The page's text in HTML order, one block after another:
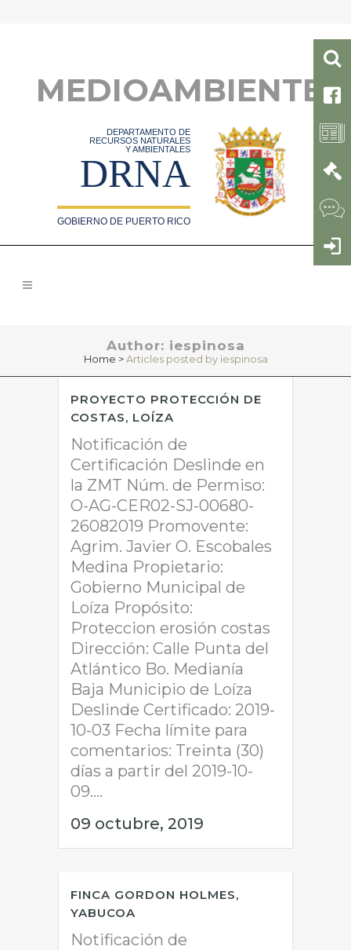
MEDIOAMBIENTE
DEPARTAMENTO DE
RECURSOS NATURALES
Y AMBIENTALES
DRNA
GOBIERNO DE PUERTO RICO
Author: iespinosa
Home >Articles posted by iespinosa
PROYECTO PROTECCIÓN DE
COSTAS, LOÍZA
Notificación de
Certificación Deslinde en
la ZMT Núm. de Permiso:
O-AG-CER02-SJ-00680-
26082019 Promovente:
Agrim. Javier O. Escobales
Medina Propietario:
Gobierno Municipal de
Loíza Propósito:
Proteccion erosión costas
Dirección: Calle Punta del
Atlántico Bo. Medianía
Baja Municipio de Loíza
Deslinde Certificado: 2019-
10-03 Fecha límite para
comentarios: Treinta (30)
días a partir del 2019-10-
09....
09 octubre, 2019
FINCA GORDON HOLMES,
YABUCOA
Notificación de